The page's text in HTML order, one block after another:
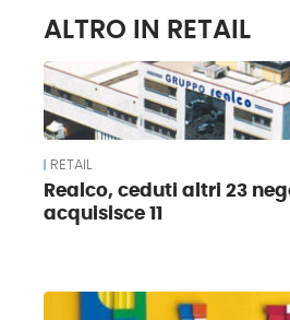
ALTRO IN RETAIL
RETAIL
Realco, ceduti altri 23
acquisisce 11